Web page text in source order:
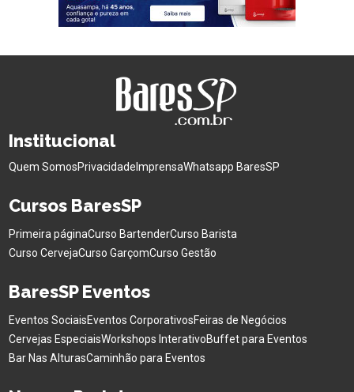
Institucional
Quem SomosPrivacidade ImprensaWhatsapp BaresSP
Cursos BaresSP
Primeira páginaCurso BartenderCurso Barista
Curso CervejaCurso GarçomCurso Gestão
BaresSP Eventos
Eventos SociaisEventos CorporativosFeiras de Negócios
Cervejas EspeciaisWorkshops InterativoBuffet para Eventos
Bar Nas AlturasCaminhão para Eventos